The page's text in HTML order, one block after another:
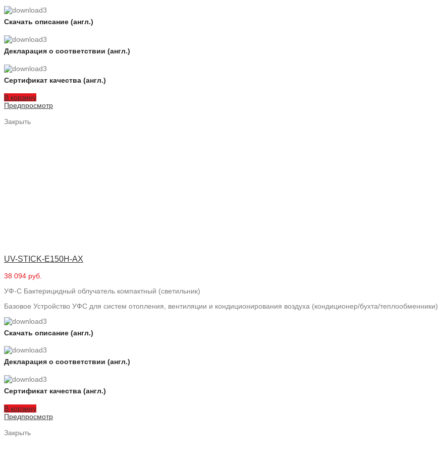
Скачать описание (англ.)
Декларация о соответствии (англ.)
Сертификат качества (англ.)
В корзину
Предпросмотр
Закрыть
UV-STICK-E150H-AX
38 094 руб.
УФ-С Бактерицидный облучатель компактный (светильник)
Базовое Устройство УФС для систем отопления, вентиляции и кондиционирования воздуха (кондиционер/бухта/теплообменники)
Скачать описание (англ.)
Декларация о соответствии (англ.)
Сертификат качества (англ.)
В корзину
Предпросмотр
Закрыть